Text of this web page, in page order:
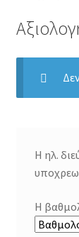
Η ηλ.
Η